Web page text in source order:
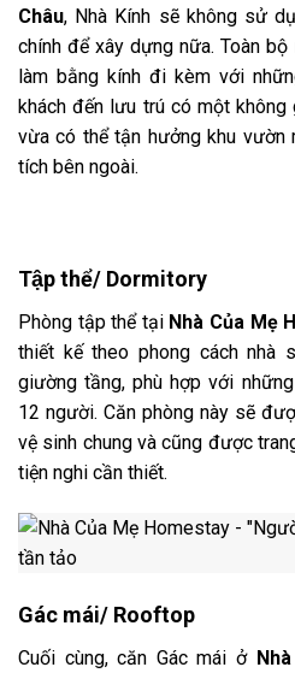
Châu, Nhà Kính sẽ không sử
chính để xây dựng nữa. Toàn
làm bằng kính đi kèm với
khách đến lưu trú có một
vừa có thể tận hưởng khu vườn
tích bên ngoài.
Tập thể/ Dormitory
Phòng tập thể tại Nhà Của Mẹ
thiết kế theo phong cách nhà
giường tầng, phù hợp với
12 người. Căn phòng này sẽ
vệ sinh chung và cũng được
tiện nghi cần thiết.
Gác mái/ Rooftop
Cuối cùng, căn Gác mái ở